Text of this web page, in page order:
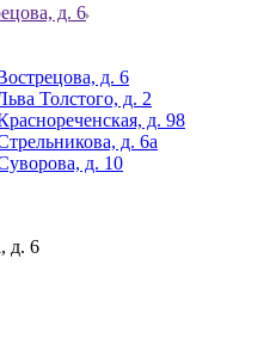
д. 6
д. 6
Толстого, д. 2
д. 98
д. 6а
д. 10
д. 6